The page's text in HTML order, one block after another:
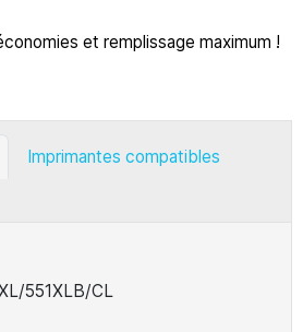
et remplissage maximum !
Imprimantes compatibles
551XLB/CL